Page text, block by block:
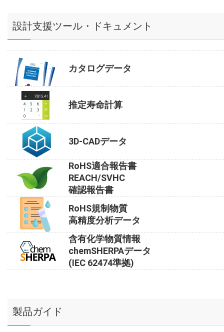
設計支援ツール・ドキュメント
カタログデータ
推定寿命計算
3D-CADデータ
RoHS適合報告書
REACH/SVHC
確認報告書
RoHS規制物質
高精度分析データ
含有化学物質情報
chemSHERPAデータ
(IEC 62474準拠)
製品ガイド